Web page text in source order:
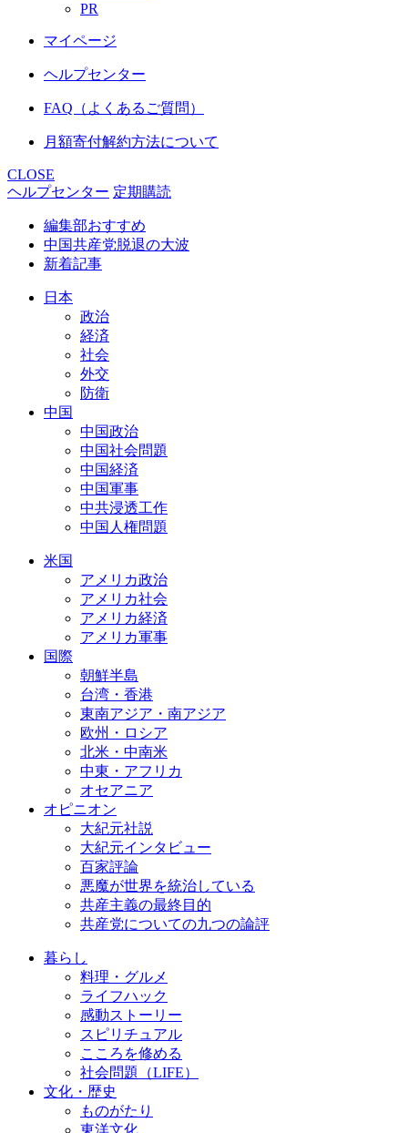
PR
マイページ
ヘルプセンター
FAQ（よくあるご質問）
月額寄付解約方法について
CLOSE
ヘルプセンター 定期購読
編集部おすすめ
中国共産党脱退の大波
新着記事
日本
政治
経済
社会
外交
防衛
中国
中国政治
中国社会問題
中国経済
中国軍事
中共浸透工作
中国人権問題
米国
アメリカ政治
アメリカ社会
アメリカ経済
アメリカ軍事
国際
朝鮮半島
台湾・香港
東南アジア・南アジア
欧州・ロシア
北米・中南米
中東・アフリカ
オセアニア
オピニオン
大紀元社説
大紀元インタビュー
百家評論
悪魔が世界を統治している
共産主義の最終目的
共産党についての九つの論評
暮らし
料理・グルメ
ライフハック
感動ストーリー
スピリチュアル
こころを修める
社会問題（LIFE）
文化・歴史
ものがたり